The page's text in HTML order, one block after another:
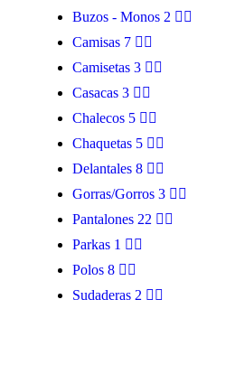
Buzos - Monos 2
Camisas 7
Camisetas 3
Casacas 3
Chalecos 5
Chaquetas 5
Delantales 8
Gorras/Gorros 3
Pantalones 22
Parkas 1
Polos 8
Sudaderas 2